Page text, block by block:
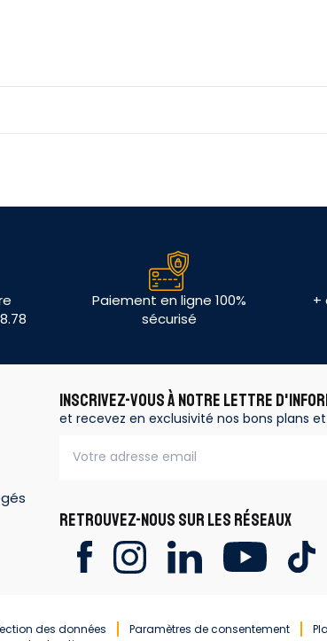
Paiement en ligne 100%
sécurisé
+
INSCRIVEZ-VOUS À NOTRE LETTRE
et recevez en exclusivité nos bons plans
RETROUVEZ-NOUS SUR LES RÉSEAUX
des données Paramètres de consentement